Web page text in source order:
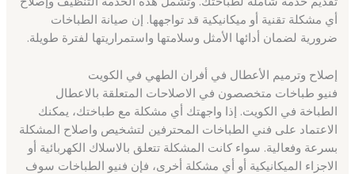
أي مشكلة تقنية أو ميكانيكية قد تواجهها. إن صيانة الطباخات
ضرورية لضمان أدائها الأمثل وسلامتها واستمراريتها لفترة طويلة.
إصلاح وترميم الأعطال في أفران الطهي في الكويت
فنيو طباخات متخصصون في الاصلاحات المتعلقة بالاعطال
الطباخة في الكويت. إذا واجهتك أي مشكلة مع طباختك، يمكنك
الاعتماد على فني الطباخات المحترفين لتشخيص واصلاح المشكلة
بسرعة وفعالية. سواء كانت المشكلة تتعلق بالاسلاك الكهربائية أو
الاجزاء الميكانيكية أو أي مشكلة أخرى، فإن فنيو الطباخات سوف